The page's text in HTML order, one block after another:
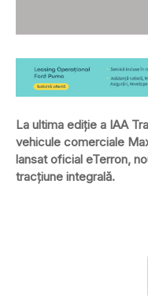
La ultima ediție a IAA
vehicule comerciale
lansat oficial eTerron,
tracțiune integrală.